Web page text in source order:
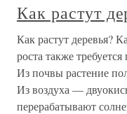
Как растут
Как растут деревья?
роста также
Из почвы растение
Из воздуха —
перерабатывают